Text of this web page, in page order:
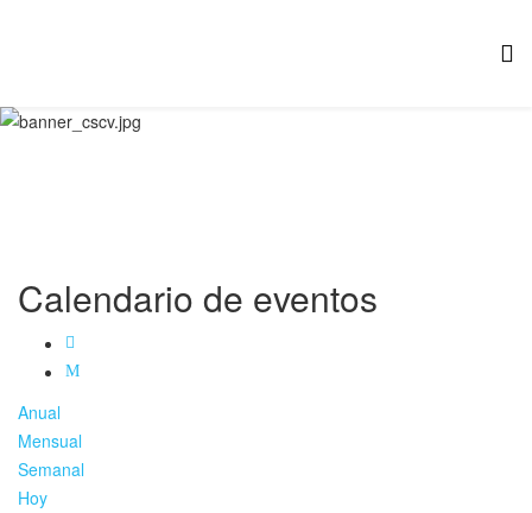
Calendario de eventos
Anual
Mensual
Semanal
Hoy